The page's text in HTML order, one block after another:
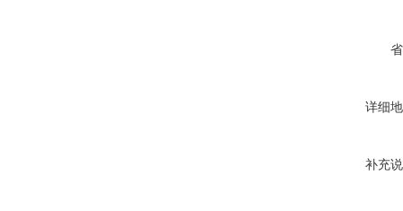
详细
补充